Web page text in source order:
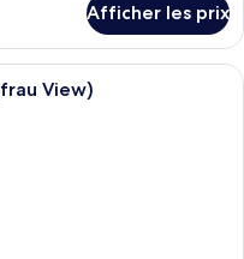
Afficher les prix
chambre avec un grand lit, un
View)